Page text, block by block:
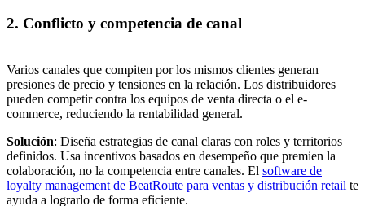
2. Conflicto y competencia de canal
Varios canales que compiten por los mismos clientes generan
presiones de precio y tensiones en la relación. Los distribuidores
pueden competir contra los equipos de venta directa o el e-
commerce, reduciendo la rentabilidad general.
Solución: Diseña estrategias de canal claras con roles y territorios
definidos. Usa incentivos basados en desempeño que premien la
colaboración, no la competencia entre canales. El software de
loyalty management de BeatRoute para ventas y distribución retail te
ayuda a lograrlo de forma eficiente.